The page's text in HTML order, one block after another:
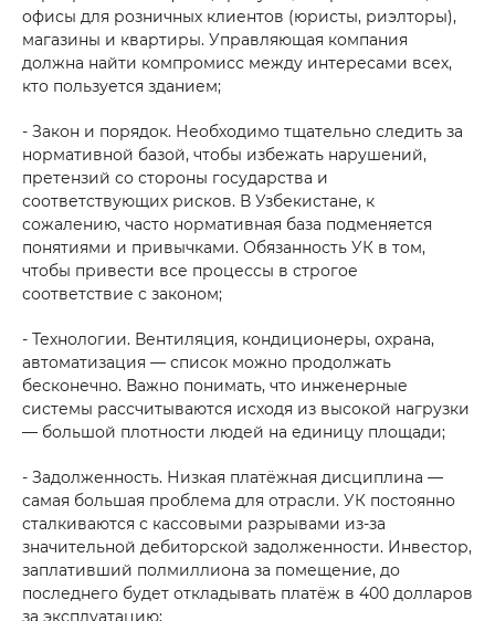
офисы для розничных клиентов (юристы, риэлторы),
магазины и квартиры. Управляющая компания
должна найти компромисс между интересами всех,
кто пользуется зданием;
- Закон и порядок. Необходимо тщательно следить за
нормативной базой, чтобы избежать нарушений,
претензий со стороны государства и
соответствующих рисков. В Узбекистане, к
сожалению, часто нормативная база подменяется
понятиями и привычками. Обязанность УК в том,
чтобы привести все процессы в строгое
соответствие с законом;
- Технологии. Вентиляция, кондиционеры, охрана,
автоматизация — список можно продолжать
бесконечно. Важно понимать, что инженерные
системы рассчитываются исходя из высокой нагрузки
— большой плотности людей на единицу площади;
- Задолженность. Низкая платёжная дисциплина —
самая большая проблема для отрасли. УК постоянно
сталкиваются с кассовыми разрывами из-за
значительной дебиторской задолженности. Инвестор,
заплативший полмиллиона за помещение, до
последнего будет откладывать платёж в 400 долларов
за эксплуатацию;
+998 93 111 68 22
TRILLIANT biznes markazi, TOWER 2, 9-
qavat, Office 89